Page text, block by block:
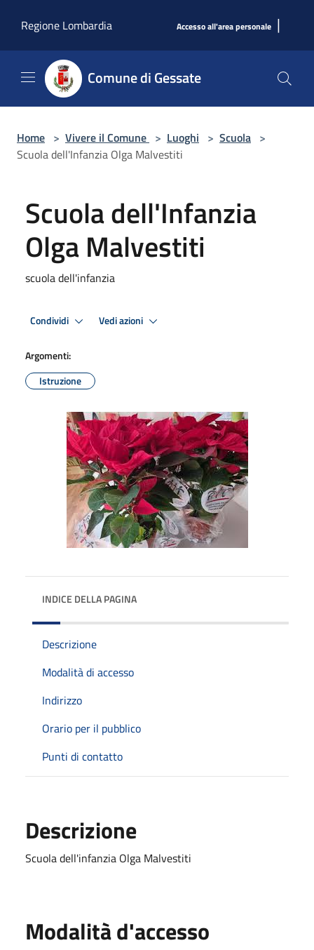
Regione Lombardia
Accesso all'area personale |
Comune di Gessate
Home > Vivere il Comune > Luoghi > Scuola >
Scuola dell'Infanzia Olga Malvestiti
Scuola dell'Infanzia
Olga Malvestiti
scuola dell'infanzia
Condividi Vedi azioni
Argomenti:
Istruzione
INDICE DELLA PAGINA
Descrizione
Modalità di accesso
Indirizzo
Orario per il pubblico
Punti di contatto
Descrizione
Scuola dell'infanzia Olga Malvestiti
Modalità d'accesso